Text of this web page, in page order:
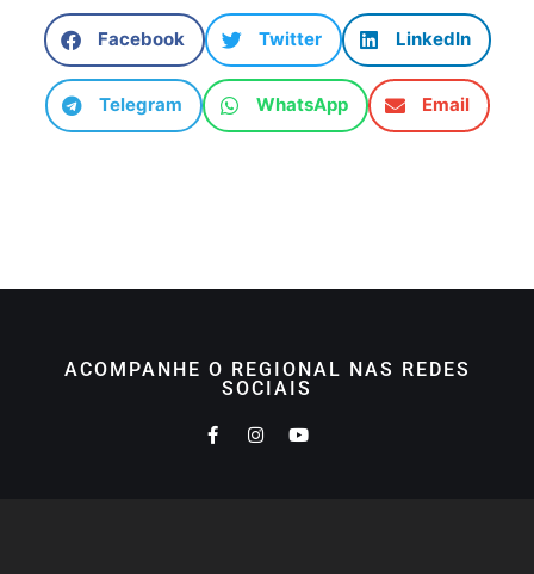
Facebook Twitter LinkedIn
Telegram WhatsApp Email
ACOMPANHE O REGIONAL NAS REDES
SOCIAIS